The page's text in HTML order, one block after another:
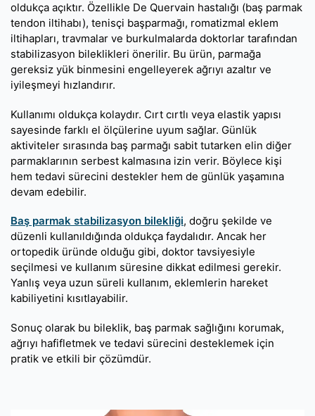
oldukça açıktır. Özellikle De Quervain hastalığı (baş parmak
tendon iltihabı), tenisçi başparmağı, romatizmal eklem
iltihapları, travmalar ve burkulmalarda doktorlar tarafından
stabilizasyon bileklikleri önerilir. Bu ürün, parmağa
gereksiz yük binmesini engelleyerek ağrıyı azaltır ve
iyileşmeyi hızlandırır.
Kullanımı oldukça kolaydır. Cırt cırtlı veya elastik yapısı
sayesinde farklı el ölçülerine uyum sağlar. Günlük
aktiviteler sırasında baş parmağı sabit tutarken elin diğer
parmaklarının serbest kalmasına izin verir. Böylece kişi
hem tedavi sürecini destekler hem de günlük yaşamına
devam edebilir.
Baş parmak stabilizasyon bilekliği, doğru şekilde ve
düzenli kullanıldığında oldukça faydalıdır. Ancak her
ortopedik üründe olduğu gibi, doktor tavsiyesiyle
seçilmesi ve kullanım süresine dikkat edilmesi gerekir.
Yanlış veya uzun süreli kullanım, eklemlerin hareket
kabiliyetini kısıtlayabilir.
Sonuç olarak bu bileklik, baş parmak sağlığını korumak,
ağrıyı hafifletmek ve tedavi sürecini desteklemek için
pratik ve etkili bir çözümdür.